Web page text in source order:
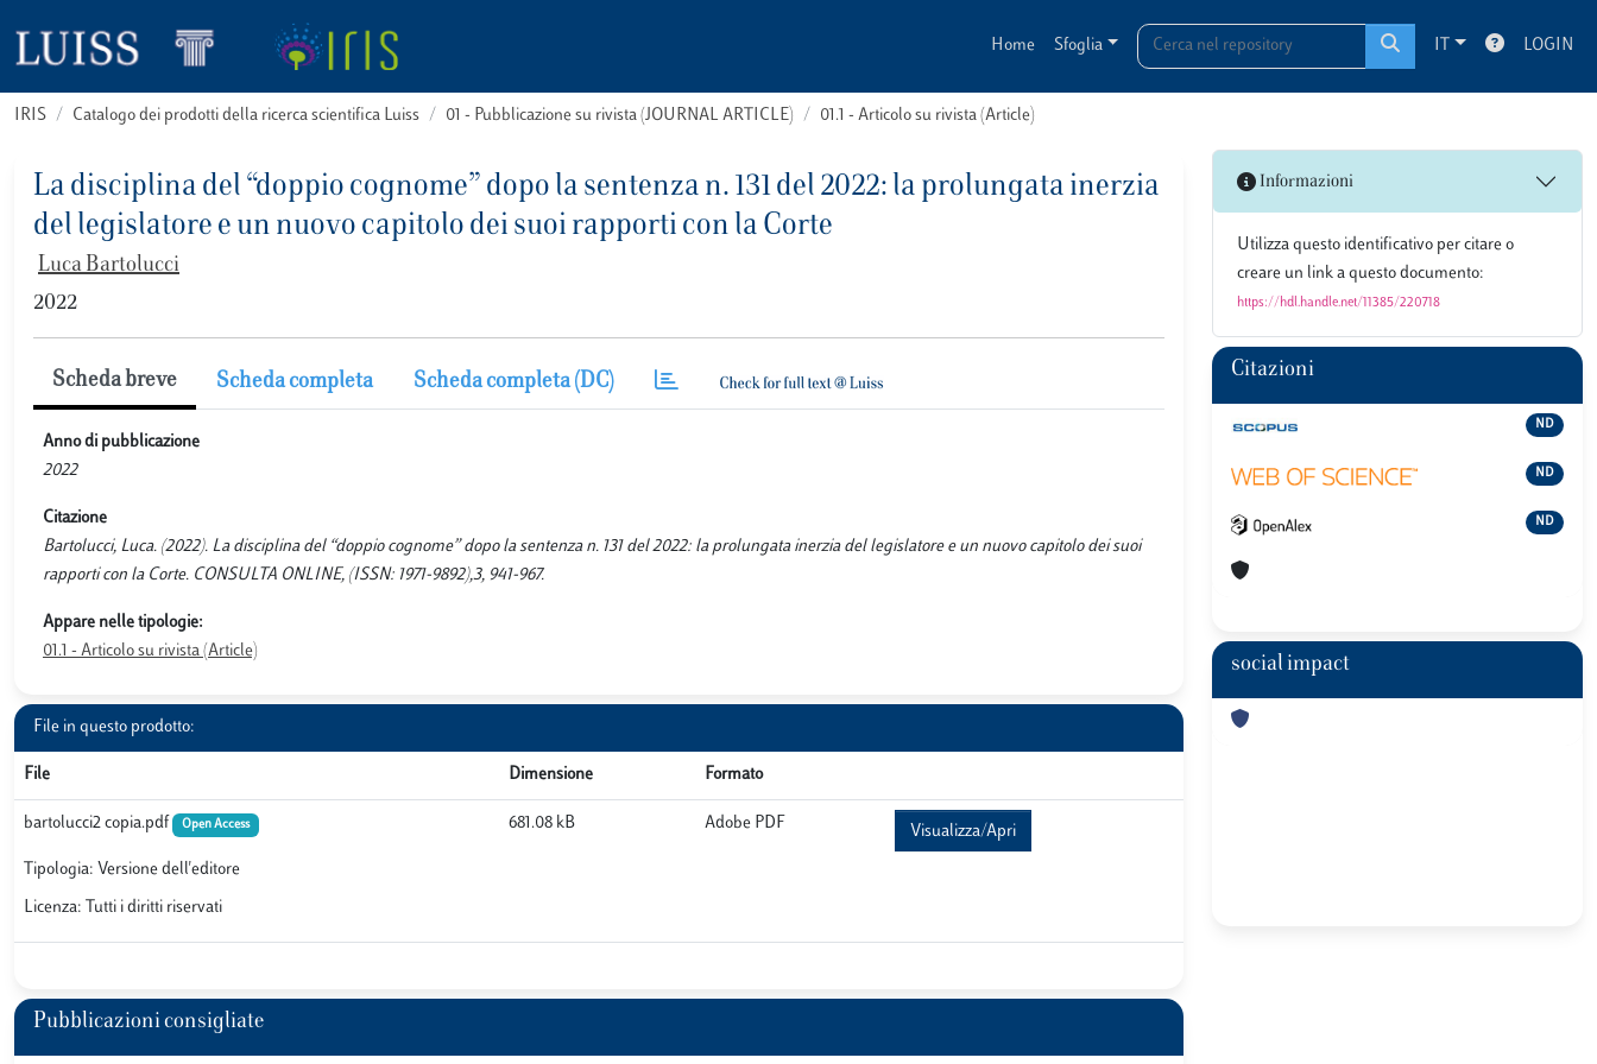
Home Sfoglia IT LOGIN
IRIS Catalogo dei prodotti della ricerca scientifica Luiss 01 - Pubblicazione su rivista (JOURNAL ARTICLE) 01.1 - Articolo su rivista (Article)
La disciplina del “doppio cognome” dopo la sentenza n. 131 del 2022: la prolungata inerzia
del legislatore e un nuovo capitolo dei suoi rapporti con la Corte
Luca Bartolucci
2022
Scheda breve Scheda completa Scheda completa (DC)
Anno di pubblicazione
2022
Citazione
Bartolucci, Luca. (2022). La disciplina del “doppio cognome” dopo la sentenza n. 131 del 2022: la prolungata inerzia del legislatore e un nuovo capitolo dei suoi
rapporti con la Corte. CONSULTA ONLINE, (ISSN: 1971-9892),3, 941-967.
Appare nelle tipologie:
01.1 - Articolo su rivista (Article)
File in questo prodotto:
File Dimensione Formato
bartolucci2 copia.pdf Open Access
Tipologia: Versione dell'editore
Licenza: Tutti i diritti riservati
681.08 kB Adobe PDF Visualizza/Apri
Pubblicazioni consigliate
Informazioni
Utilizza questo identificativo per citare o
creare un link a questo documento:
https://hdl.handle.net/11385/220718
Citazioni
ND
ND
ND
social impact